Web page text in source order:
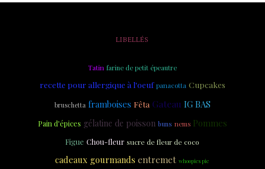
LIBELLÉS
Tatin farine de petit épeautre
recette pour allergique à l'oeuf panacotta Cupcakes
bruschetta framboises Fêta Gateau IG BAS
Pain d'épices gélatine de poisson buns nems Pommes
Figue Chou-fleur sucre de fleur de coco
cadeaux gourmands entremet whoopies pie